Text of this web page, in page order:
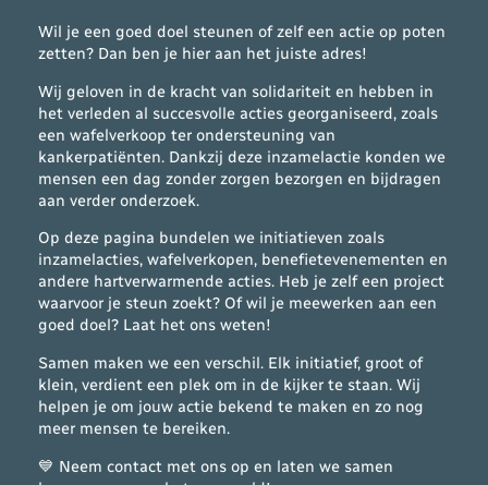
Wil je een goed doel steunen of zelf een actie op poten
zetten? Dan ben je hier aan het juiste adres!
Wij geloven in de kracht van solidariteit en hebben in
het verleden al succesvolle acties georganiseerd, zoals
een wafelverkoop ter ondersteuning van
kankerpatiënten. Dankzij deze inzamelactie konden we
mensen een dag zonder zorgen bezorgen en bijdragen
aan verder onderzoek.
Op deze pagina bundelen we initiatieven zoals
inzamelacties, wafelverkopen, benefietevenementen en
andere hartverwarmende acties. Heb je zelf een project
waarvoor je steun zoekt? Of wil je meewerken aan een
goed doel? Laat het ons weten!
Samen maken we een verschil. Elk initiatief, groot of
klein, verdient een plek om in de kijker te staan. Wij
helpen je om jouw actie bekend te maken en zo nog
meer mensen te bereiken.
💙 Neem contact met ons op en laten we samen